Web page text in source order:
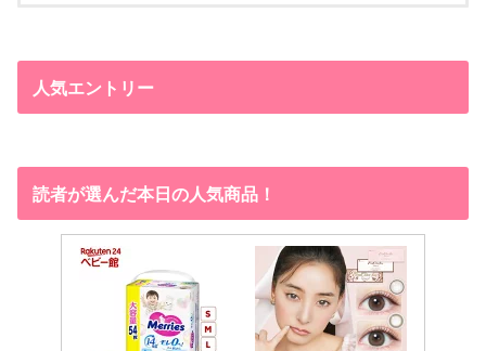
人気エントリー
読者が選んだ本日の人気商品！